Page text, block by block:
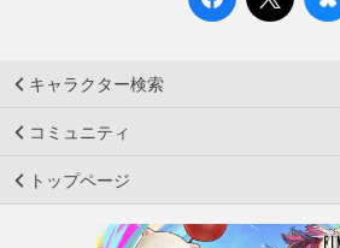
キャラクター検索
コミュニティ
トップページ